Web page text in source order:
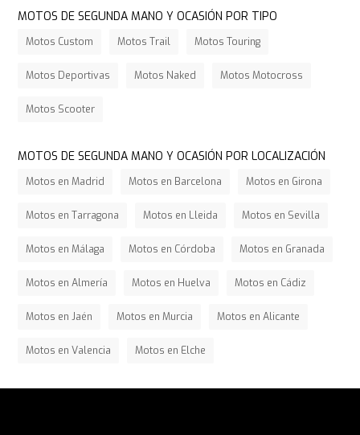
MOTOS DE SEGUNDA MANO Y OCASIÓN POR TIPO
Motos Custom Motos Trail Motos Touring
Motos Deportivas Motos Naked Motos Motocross
Motos Scooter
MOTOS DE SEGUNDA MANO Y OCASIÓN POR LOCALIZACIÓN
Motos en Madrid Motos en Barcelona Motos en Girona
Motos en Tarragona Motos en Lleida Motos en Sevilla
Motos en Málaga Motos en Córdoba Motos en Granada
Motos en Almería Motos en Huelva Motos en Cádiz
Motos en Jaén Motos en Murcia Motos en Alicante
Motos en Valencia Motos en Elche